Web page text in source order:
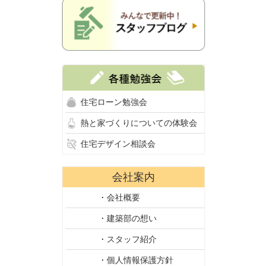
住宅ローン勉強会
熱と家づくりについての体験会
住宅デザイン相談会
会社案内
・会社概要
・建築部の想い
・スタッフ紹介
・個人情報保護方針